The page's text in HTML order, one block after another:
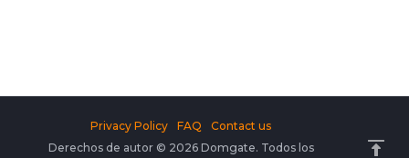
Derechos de autor © 2026 Domgate. Todos los
Privacy Policy FAQ Contact us